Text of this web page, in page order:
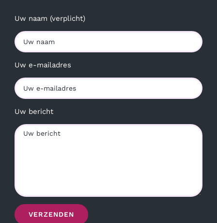
Uw naam (verplicht)
Uw e-mailadres
Uw bericht